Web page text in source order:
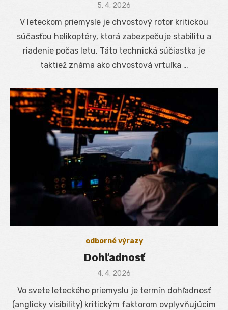
Posted
5. 4. 2026
V leteckom priemysle je chvostový rotor kritickou
súčasťou helikoptéry, ktorá zabezpečuje stabilitu a
riadenie počas letu. Táto technická súčiastka je
taktiež známa ako chvostová vrtuľka …
odborné výrazy
Dohľadnosť
Posted
4. 4. 2026
Vo svete leteckého priemyslu je termín dohľadnosť
(anglicky visibility) kritickým faktorom ovplyvňujúcim